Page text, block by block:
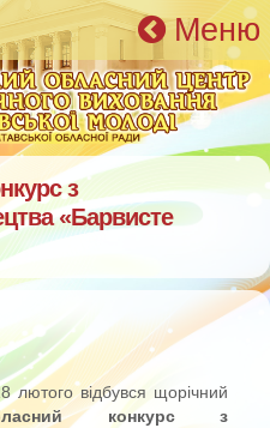
Меню
з
«Барвисте
лютого відбувся щорічний
конкурс з